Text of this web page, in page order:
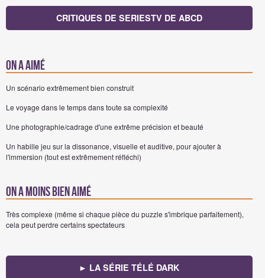
CRITIQUES DE SERIESTV DE ABCD
On a aimé
Un scénario extrêmement bien construit
Le voyage dans le temps dans toute sa complexité
Une photographie/cadrage d'une extrême précision et beauté
Un habille jeu sur la dissonance, visuelle et auditive, pour ajouter à
l'immersion (tout est extrêmement réfléchi)
On a moins bien aimé
Très complexe (même si chaque pièce du puzzle s'imbrique parfaitement),
cela peut perdre certains spectateurs
► LA SÉRIE TÉLÉ DARK